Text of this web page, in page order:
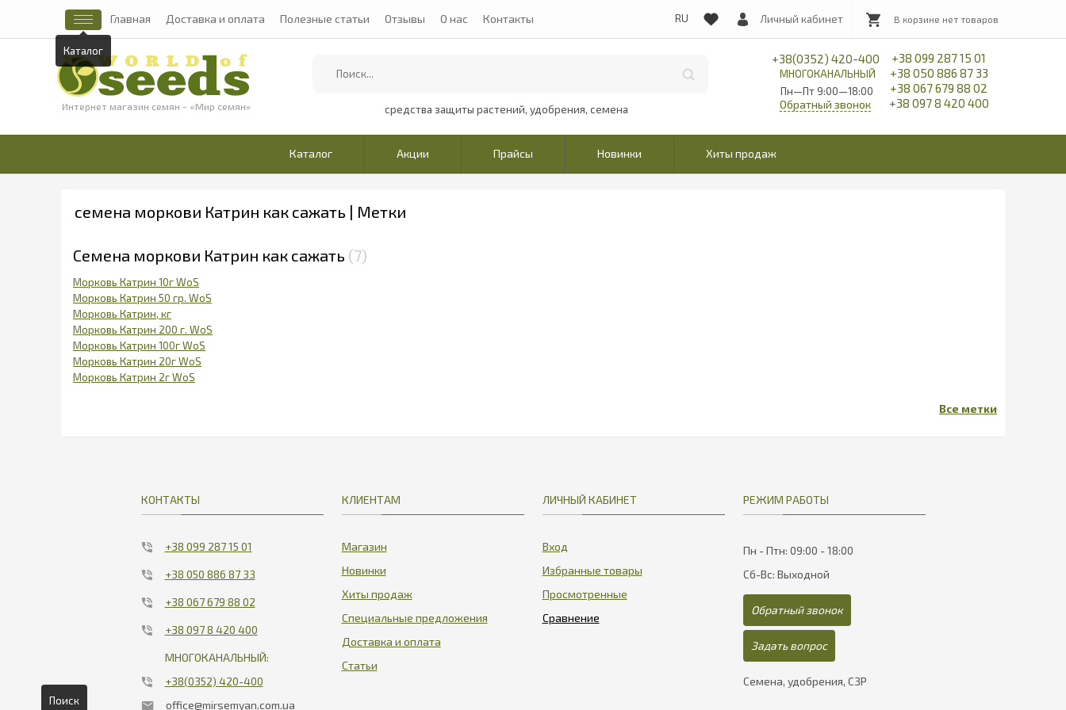
Каталог
Главная Доставка и оплата Полезные статьи Отзывы О нас Контакты Личный кабинет
Интернет магазин семян - «Мир семян» средства защиты растений, удобрения, семена
+38(0352) 420-400
МНОГОКАНАЛЬНЫЙ
Пн—Пт 9:00—18:00
+38 099 287 15 01
+38 050 886 87 33
+38 067 679 88 02
+38 097 8 420 400
Обратный звонок
Каталог Акции Прайсы Новинки Хиты продаж
семена моркови Катрин как сажать | Метки
Семена моркови Катрин как сажать 7
Морковь Катрин 10г WoS
Морковь Катрин 50 гр. WoS
Морковь Катрин, кг
Морковь Катрин 200 г. WoS
Морковь Катрин 100г WoS
Морковь Катрин 20г WoS
Морковь Катрин 2г WoS
КОНТАКТЫ
+38 099 287 15 01
+38 050 886 87 33
+38 067 679 88 02
+38 097 8 420 400
МНОГОКАНАЛЬНЫЙ:
+38(0352) 420-400
office@mirsemyan.com.ua
КЛИЕНТАМ
Магазин
Новинки
Хиты продаж
Специальные предложения
Доставка и оплата
Статьи
ЛИЧНЫЙ КАБИНЕТ
Вход
Избранные товары
Просмотренные
РЕЖИМ РАБОТЫ
Пн - Птн: 09:00 - 18:00
Сб-Вс: Выходной
Обратный звонок
Задать вопрос
Семена, удобрения, СЗР
Поиск